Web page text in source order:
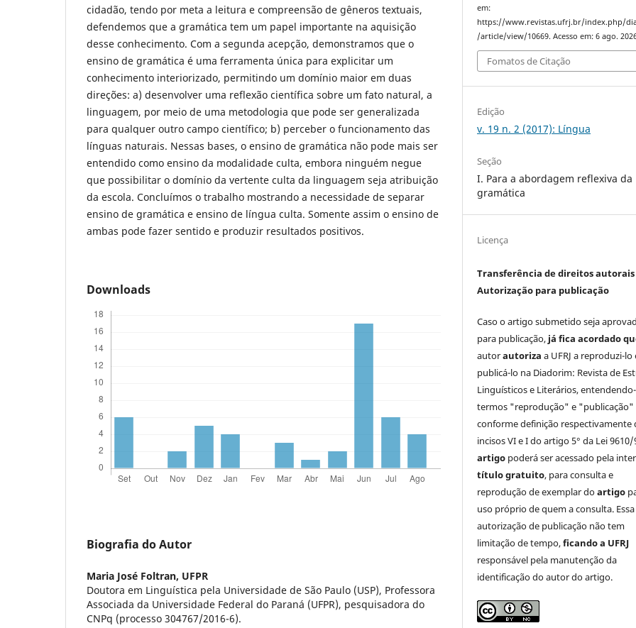
cidadão, tendo por meta a leitura e compreensão de gêneros textuais,
defendemos que a gramática tem um papel importante na aquisição
desse conhecimento. Com a segunda acepção, demonstramos que o
ensino de gramática é uma ferramenta única para explicitar um
conhecimento interiorizado, permitindo um domínio maior em duas
direções: a) desenvolver uma reflexão científica sobre um fato natural, a
linguagem, por meio de uma metodologia que pode ser generalizada
para qualquer outro campo científico; b) perceber o funcionamento das
línguas naturais. Nessas bases, o ensino de gramática não pode mais ser
entendido como ensino da modalidade culta, embora ninguém negue
que possibilitar o domínio da vertente culta da linguagem seja atribuição
da escola. Concluímos o trabalho mostrando a necessidade de separar
ensino de gramática e ensino de língua culta. Somente assim o ensino de
ambas pode fazer sentido e produzir resultados positivos.
Downloads
Biografia do Autor
Maria José Foltran, UFPR
Doutora em Linguística pela Universidade de São Paulo (USP), Professora
Associada da Universidade Federal do Paraná (UFPR), pesquisadora do
CNPq (processo 304767/2016-6).
em:
https://www.revistas.ufrj.br/index.php/
/article/view/10669. Acesso em: 6 ago.
Fomatos de Citação
Edição
v. 19 n. 2 (2017): Língua
Seção
I. Para a abordagem reflexiva da
gramática
Licença
Transferência de direitos autorais
Autorização para publicação
Caso o artigo submetido seja
para publicação, já fica acordado
autorautoriza a UFRJ a reproduzi-lo
publicá-lo na Diadorim: Revista de
Linguísticos e Literários,
termos "reprodução" e "publicação"
conforme definição respectivamente
incisos VI e I do artigo 5° da Lei 9610/
artigo poderá ser acessado pela
título gratuito, para consulta e
reprodução de exemplar doartigo
uso próprio de quem a consulta. Essa
autorização de publicação não tem
limitação de tempo,ficando a UFRJ
responsável pela manutenção da
identificação do autor do artigo.